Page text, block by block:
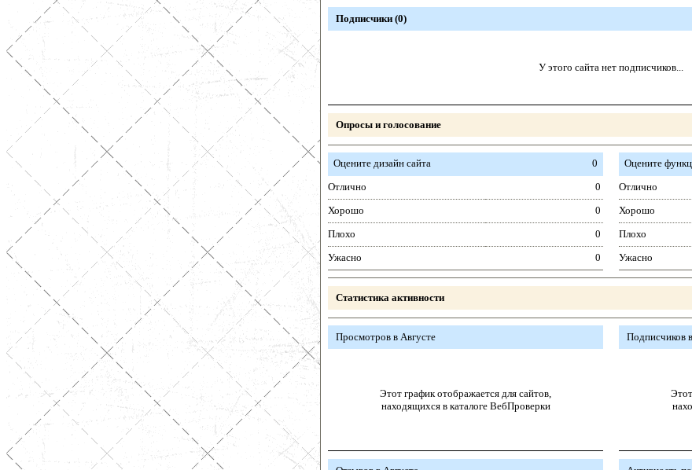
Подписчики (0)
У этого сайта нет подписчиков...
Опросы и голосование
Оцените дизайн сайта
0
Отлично
0
Хорошо
0
Плохо
0
Ужасно
0
Оцените
Отлично
Хорошо
Плохо
Ужасно
Статистика активности
Просмотров в Августе
Этот график отображается для сайтов,
находящихся в каталоге ВебПроверки
Подписчиков